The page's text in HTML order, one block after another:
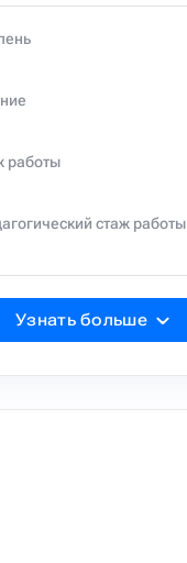
Узнать больше
работы
стаж работы